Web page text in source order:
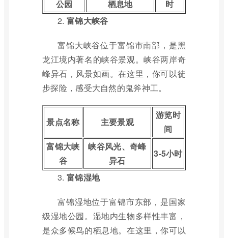
公园
栖息地
时
2. 富锦大峡谷
富锦大峡谷位于富锦市南部，是黑
龙江境内著名的峡谷景观。峡谷两岸奇
峰异石，风景如画。在这里，你可以徒
步探险，感受大自然的鬼斧神工。
景点名称 主要景观
游览时
间
富锦大峡
谷
峡谷风光、奇峰
异石
3-5小时
3. 富锦湿地
富锦湿地位于富锦市东部，是国家
级湿地公园。湿地内生物多样性丰富，
是众多候鸟的栖息地。在这里，你可以